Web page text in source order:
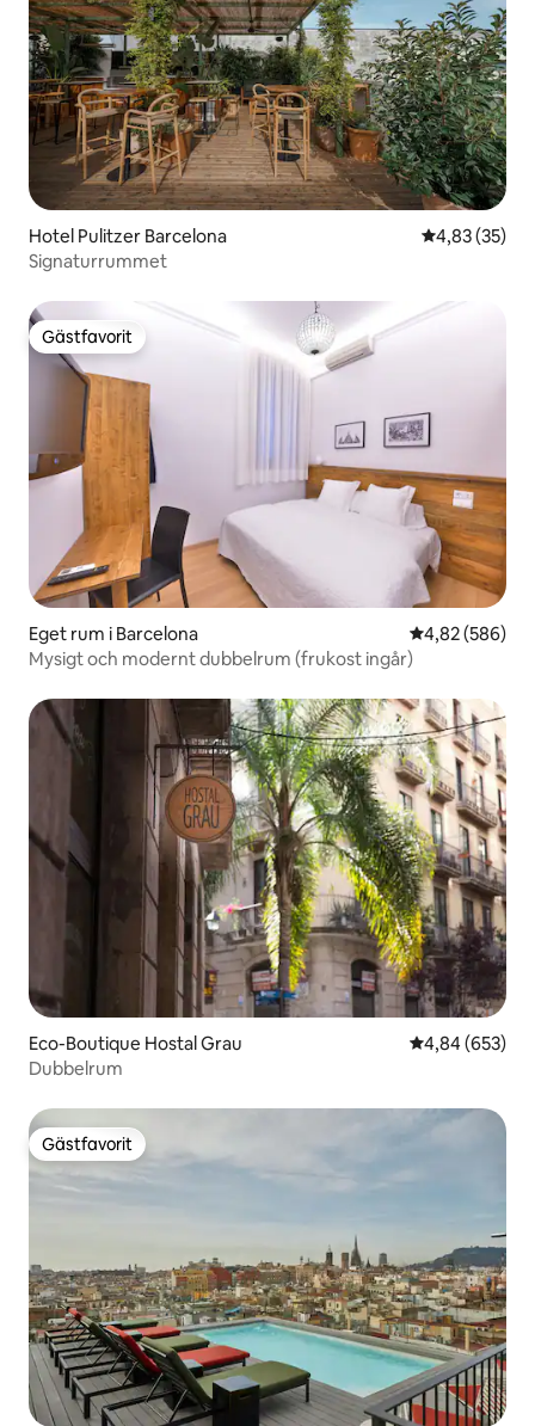
Hotel Pulitzer Barcelona 4,83 av 5 i
4,83 (35)
Signaturrummet
Gästfavorit
Gästfavorit
Eget rum i Barcelona 4,82 av 5 i
4,82 (586)
Mysigt och modernt dubbelrum (frukost ingår)
Eco-Boutique Hostal Grau 4,84 av 5 i
4,84 (653)
Dubbelrum
Gästfavorit
Gästfavorit